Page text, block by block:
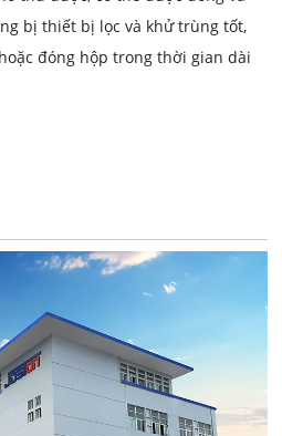
bị thiết bị lọc và khử trùng tốt,
đóng hộp trong thời gian dài